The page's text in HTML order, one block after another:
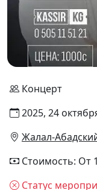
Концерт
2025, 24
Жалал-
Стоимость: От
Статус